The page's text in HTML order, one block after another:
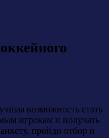
возможность стать
игрокам и получать
пройди отбор и